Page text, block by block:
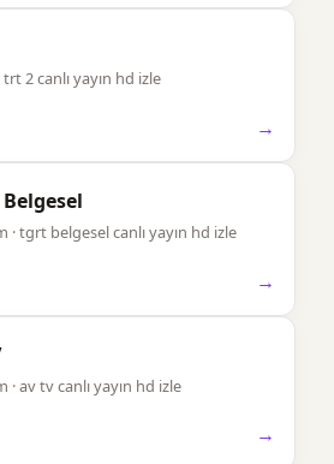
trt 2 canlı yayın hd izle
→
Belgesel
· tgrt belgesel canlı yayın hd izle
→
· av tv canlı yayın hd izle
→